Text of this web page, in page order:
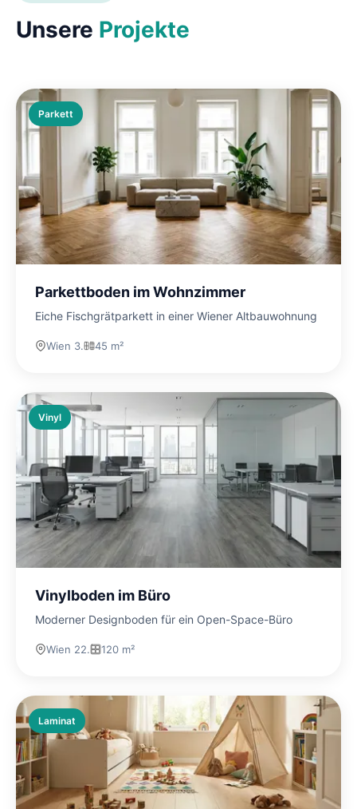
Unsere Projekte
Parkett
Parkettboden im Wohnzimmer
Eiche Fischgrätparkett in einer Wiener Altbauwohnung
Wien 3. 45 m²
Vinyl
Vinylboden im Büro
Moderner Designboden für ein Open-Space-Büro
Wien 22. 120 m²
Laminat